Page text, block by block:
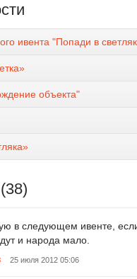
ивента "Попади в
объекта"
в следующем ивенте,
и народа мало.
25 июля 2012 05:06